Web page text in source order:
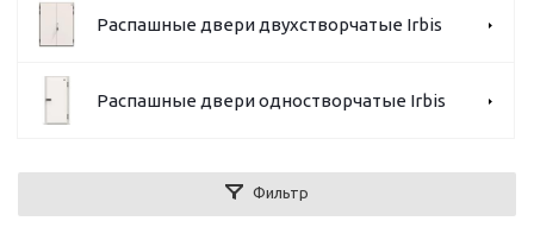
Распашные двери двухстворчатые Irbis
Распашные двери одностворчатые Irbis
Фильтр